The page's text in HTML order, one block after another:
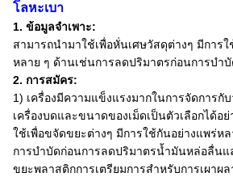
โลหะเบา
1. ข้อมูลจำเพาะ:
สามารถนำมาใช้เพื่อหั่นเศษวัสดุต่างๆ มีการ
หลาย ๆ ด้านเช่นการลดปริมาตรก่อนการบำบั
2. การสมัคร:
1) เครื่องมีความแข็งแรงมากในการจัดการกั
เครื่องบดและขนาดของเม็ดเป็นตัวเลือกได้อ
ใช้เพื่อขจัดขยะต่างๆ มีการใช้กันอย่างแพร่ห
การบำบัดก่อนการลดปริมาตรน้ำมันหล่อลื่นแ
ขยะพลาสติกการเตรียมการสำหรับการเผาผ